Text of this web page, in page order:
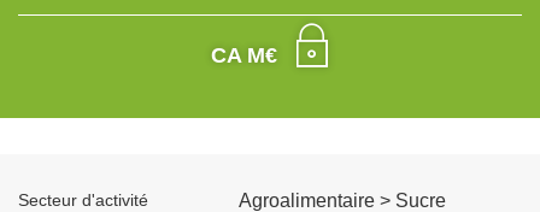
CA M€
Secteur d'activité Agroalimentaire > Sucre